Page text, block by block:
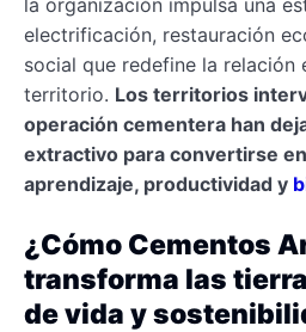
electrificación, restauración
social que redefine la relación
territorio. Los territorios
operación cementera han
extractivo para convertirse
aprendizaje, productividad y
¿Cómo Cementos
transforma las
de vida y